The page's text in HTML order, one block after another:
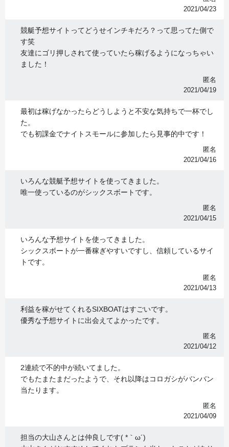
2021/04/23
競艇予想サイトってどうせインチキだろ？って思ってた側で
す笑
友達にゴリ押しされて使っていたら稼げるようになっちゃい
ました！
匿名
2021/04/19
最初は稼げなかったらどうしようと不安な気持ちで一杯でし
た。
でも初課金でナイトスモールに参加したら見事的中です！
匿名
2021/04/16
いろんな競艇予想サイトを使ってきました。
唯一使っているのがシックスボートです。
匿名
2021/04/15
いろんな予想サイトを使ってきました。
シックスボートが一番稼ぎやすいですし、信頼しているサイ
トです。
匿名
2021/04/13
利益を稼がせてくれるSIXBOATはすごいです。
優秀な予想サイトに出会えてよかったです。
匿名
2021/04/12
2連続で不的中が続いてました。
でもたまたまだったようで、それ以降はコロガシがバンバン
当たります。
匿名
2021/04/09
担当の大山さんとは仲良しです( *｀ω´)